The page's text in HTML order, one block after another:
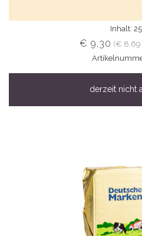
Inhalt:
€ 9,30 (€ 8,69
derzeit nicht